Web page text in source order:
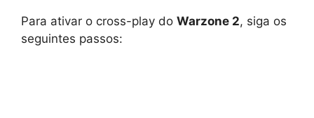
Para ativar o cross-play do Warzone 2, siga os
seguintes passos: